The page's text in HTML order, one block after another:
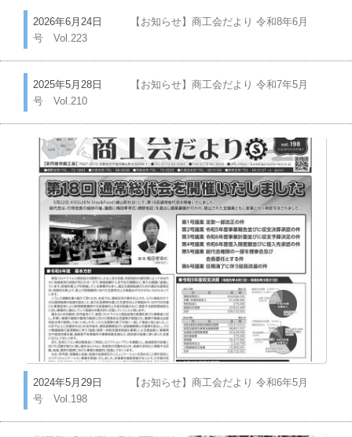
2026年6月24日
【お知らせ】商工会だより 令和8年6月
号 Vol.223
2025年5月28日
【お知らせ】商工会だより 令和7年5月
号 Vol.210
2024年5月29日
【お知らせ】商工会だより 令和6年5月
号 Vol.198